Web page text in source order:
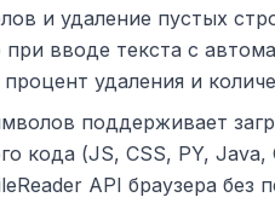
и удаление пустых
вводе текста с
удаления и
поддерживает
кода (JS, CSS, PY,
API браузера